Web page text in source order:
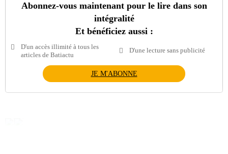
Abonnez-vous maintenant pour le lire dans son
intégralité
Et bénéficiez aussi :
D'un accès illimité à tous les
articles de Batiactu
D'une lecture sans publicité
JE M'ABONNE